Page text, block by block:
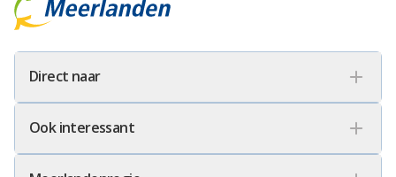
Direct naar
Ook interessant